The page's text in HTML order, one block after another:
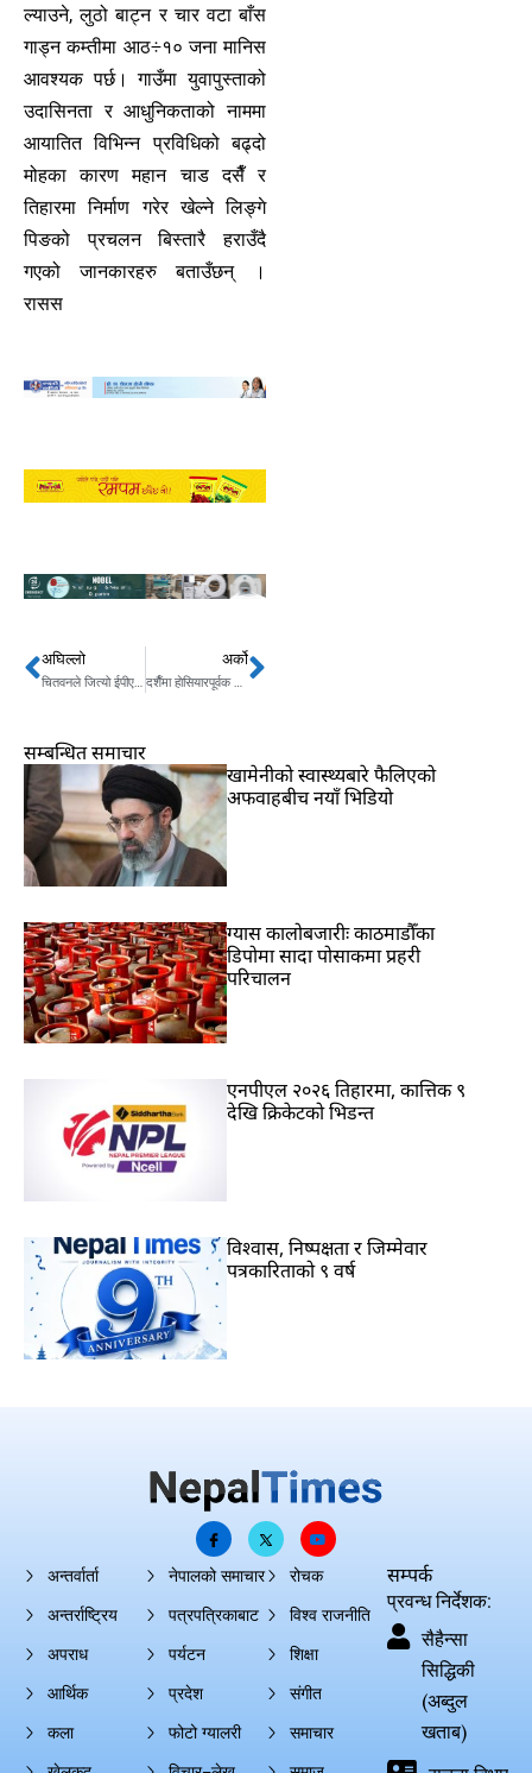
ल्याउने, लुठो बाट्न र चार वटा बाँस
गाड्न कम्तीमा आठ÷१० जना मानिस
आवश्यक पर्छ। गाउँमा युवापुस्ताको
उदासिनता र आधुनिकताको नाममा
आयातित विभिन्न प्रविधिको बढ्दो
मोहका कारण महान चाड दसैँ र
तिहारमा निर्माण गरेर खेल्ने लिङ्गे
पिङको प्रचलन बिस्तारै हराउँदै
गएको जानकारहरु बताउँछन् ।
रासस
Prev
अघिल्लो अर्कोNext
सम्बन्धित समाचार
खामेनीको स्वास्थ्यबारे फैलिएको
अफवाहबीच नयाँ भिडियो
ग्यास कालोबजारीः काठमाडौँका
डिपोमा सादा पोसाकमा प्रहरी
परिचालन
एनपीएल २०२६ तिहारमा, कात्तिक ९
देखि क्रिकेटको भिडन्त
विश्वास, निष्पक्षता र जिम्मेवार
पत्रकारिताको ९ वर्ष
अन्तर्वार्ता
अन्तर्राष्ट्रिय
अपराध
आर्थिक
कला
नेपालको समाचार
पत्रपत्रिकाबाट
पर्यटन
प्रदेश
फोटो ग्यालरी
रोचक
विश्व राजनीति
शिक्षा
संगीत
समाचार
सम्पर्क
प्रवन्ध निर्देशक:
सैहैन्सा
सिद्धिकी
(अब्दुल
खताब)